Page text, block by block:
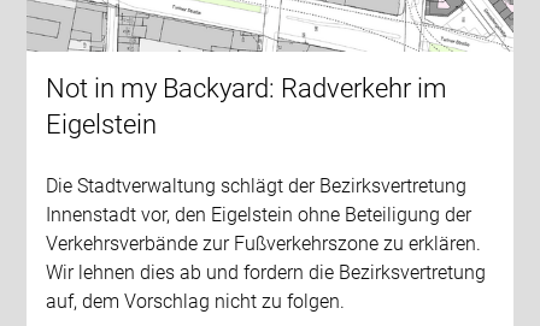
Not in my Backyard: Radverkehr im
Eigelstein
Die Stadtverwaltung schlägt der Bezirksvertretung
Innenstadt vor, den Eigelstein ohne Beteiligung der
Verkehrsverbände zur Fußverkehrszone zu erklären.
Wir lehnen dies ab und fordern die Bezirksvertretung
auf, dem Vorschlag nicht zu folgen.